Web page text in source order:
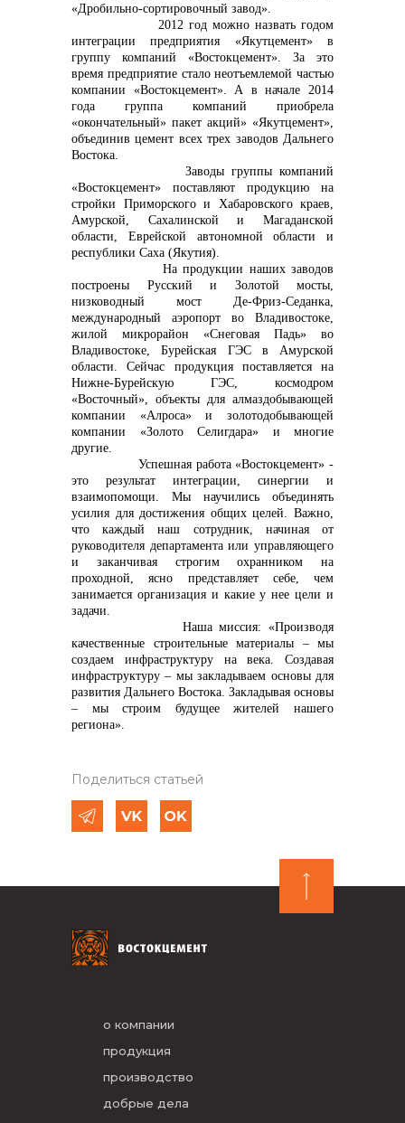
«Дробильно-сортировочный завод».
2012 год можно назвать годом
интеграции предприятия «Якутцемент» в
группу компаний «Востокцемент». За это
время предприятие стало неотъемлемой частью
компании «Востокцемент». А в начале 2014
года группа компаний приобрела
«окончательный» пакет акций» «Якутцемент»,
объединив цемент всех трех заводов Дальнего
Востока.
Заводы группы компаний
«Востокцемент» поставляют продукцию на
стройки Приморского и Хабаровского краев,
Амурской, Сахалинской и Магаданской
области, Еврейской автономной области и
республики Саха (Якутия).
На продукции наших заводов
построены Русский и Золотой мосты,
низководный мост Де-Фриз-Седанка,
международный аэропорт во Владивостоке,
жилой микрорайон «Снеговая Падь» во
Владивостоке, Бурейская ГЭС в Амурской
области. Сейчас продукция поставляется на
Нижне-Бурейскую ГЭС, космодром
«Восточный», объекты для алмаздобывающей
компании «Алроса» и золотодобывающей
компании «Золото Селигдара» и многие
другие.
Успешная работа «Востокцемент» -
это результат интеграции, синергии и
взаимопомощи. Мы научились объединять
усилия для достижения общих целей. Важно,
что каждый наш сотрудник, начиная от
руководителя департамента или управляющего
и заканчивая строгим охранником на
проходной, ясно представляет себе, чем
занимается организация и какие у нее цели и
задачи.
Наша миссия: «Производя
качественные строительные материалы – мы
создаем инфраструктуру на века. Создавая
инфраструктуру – мы закладываем основы для
развития Дальнего Востока. Закладывая основы
– мы строим будущее жителей нашего
региона».
Поделиться статьей
о компании
продукция
производство
добрые дела